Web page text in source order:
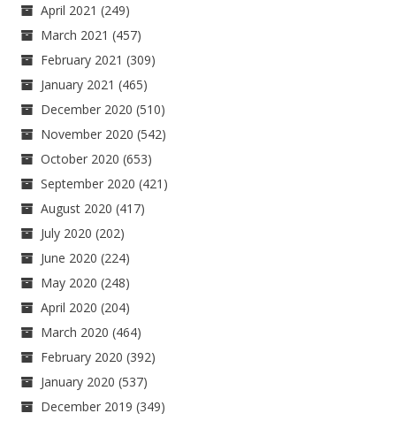
April 2021 (249)
March 2021 (457)
February 2021 (309)
January 2021 (465)
December 2020 (510)
November 2020 (542)
October 2020 (653)
September 2020 (421)
August 2020 (417)
July 2020 (202)
June 2020 (224)
May 2020 (248)
April 2020 (204)
March 2020 (464)
February 2020 (392)
January 2020 (537)
December 2019 (349)